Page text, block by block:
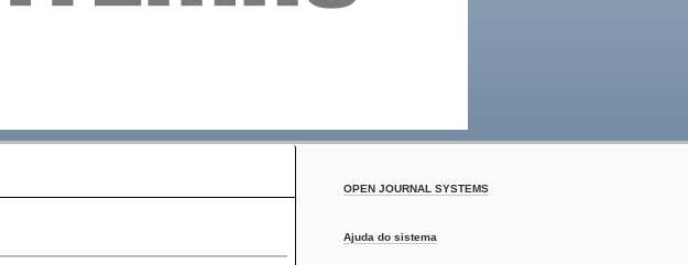
OPEN JOURNAL SYSTEMS
Ajuda do sistema